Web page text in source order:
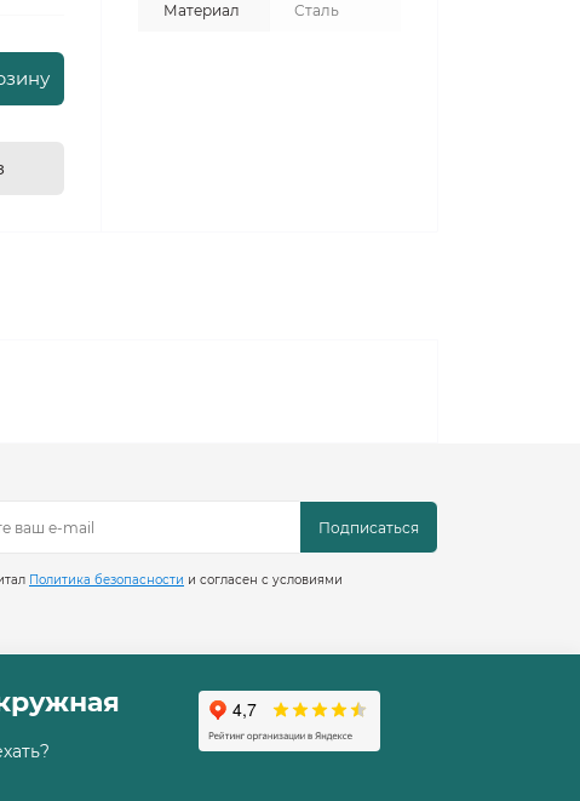
Материал Сталь
Подписаться
Политика безопасности и согласен с условиями